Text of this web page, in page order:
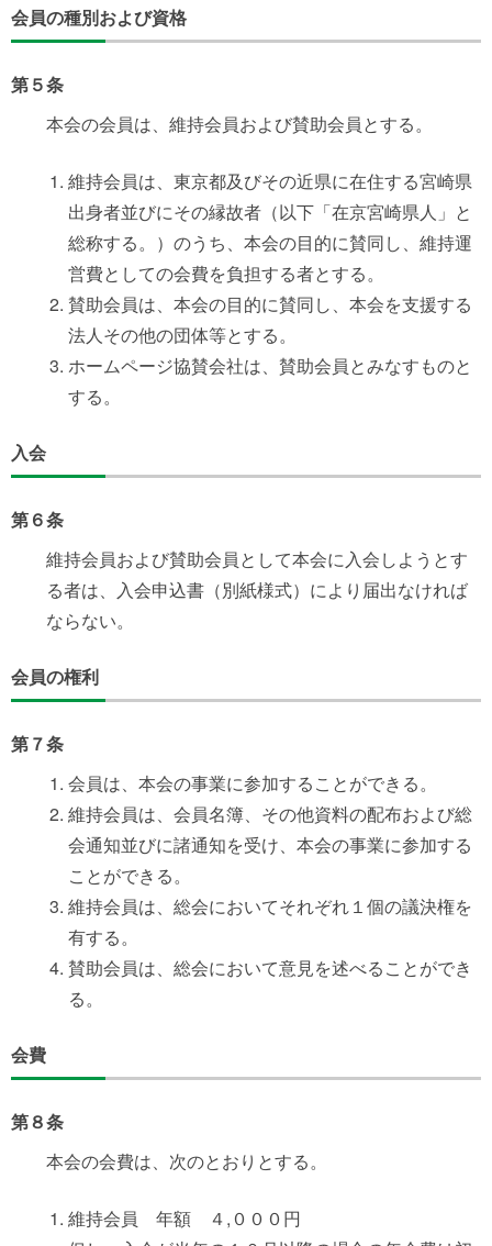
会員の種別および資格
第５条
本会の会員は、維持会員および賛助会員とする。
維持会員は、東京都及びその近県に在住する宮崎県
出身者並びにその縁故者（以下「在京宮崎県人」と
総称する。）のうち、本会の目的に賛同し、維持運
営費としての会費を負担する者とする。
賛助会員は、本会の目的に賛同し、本会を支援する
法人その他の団体等とする。
ホームページ協賛会社は、賛助会員とみなすものと
する。
入会
第６条
維持会員および賛助会員として本会に入会しようとす
る者は、入会申込書（別紙様式）により届出なければ
ならない。
会員の権利
第７条
会員は、本会の事業に参加することができる。
維持会員は、会員名簿、その他資料の配布および総
会通知並びに諸通知を受け、本会の事業に参加する
ことができる。
維持会員は、総会においてそれぞれ１個の議決権を
有する。
賛助会員は、総会において意見を述べることができ
る。
会費
第８条
本会の会費は、次のとおりとする。
維持会員 年額 ４,０００円